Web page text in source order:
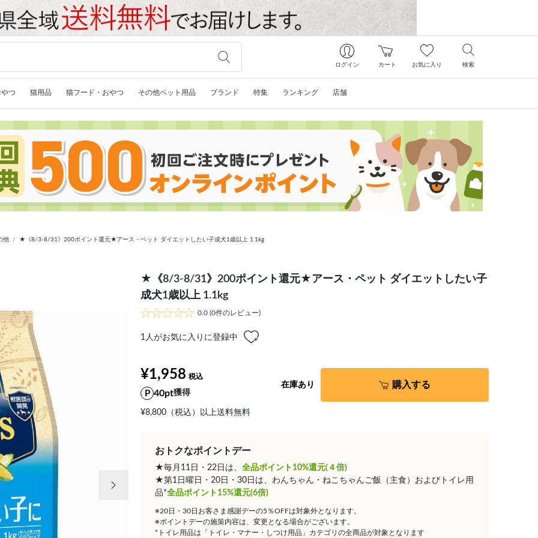
ログイン カート お気に入り 検索
つ 猫用品 猫フード・おやつ その他ペット用品 ブランド 特集 ランキング 店舗
他 ★《8/3-8/31》200ポイント還元★アース・ペット ダイエットしたい子成犬1歳以上 1.1kg
★《8/3-8/31》200ポイント還元★アース・ペット ダイエットしたい子
成犬1歳以上 1.1kg
0.0 (0件のレビュー)
1人がお気に入りに登録中
¥1,958
40pt獲得
¥8,800（税込）以上送料無料
在庫あり 購入する
おトクなポイントデー
★毎月11日・22日は、 全品ポイント10%還元(４倍)
★第1日曜日・20日・30日は、わんちゃん・ねこちゃんご飯（主食）およびトイレ用
品*全品ポイント15%還元(6倍)
※20日・30日お客さま感謝デーの5％OFFは対象外となります。
※ポイントデーの施策内容は、変更となる場合がございます。
*トイレ用品は「トイレ・マナー・しつけ用品」カテゴリの全商品が対象となります